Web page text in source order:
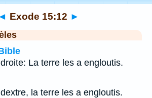
◄ Exode 15:12 ►
La terre les a engloutis.
la terre les a engloutis.